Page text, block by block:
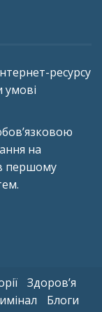
ресурсу
умові
на
першому
Здоров’я
Блоги